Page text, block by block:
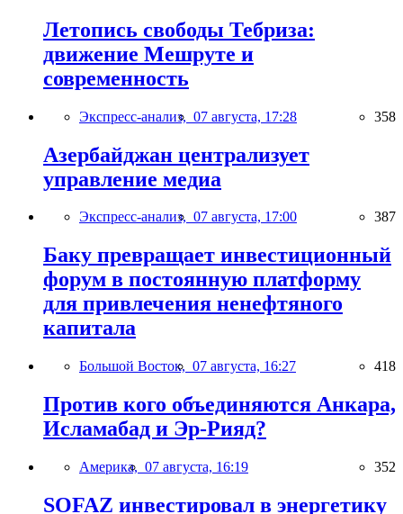
Летопись свободы Тебриза:
движение Мешруте и
современность
Экспресс-анализ, 07 августа, 17:28 358
Азербайджан централизует
управление медиа
Экспресс-анализ, 07 августа, 17:00 387
Баку превращает инвестиционный
форум в постоянную платформу
для привлечения ненефтяного
капитала
Большой Восток, 07 августа, 16:27 418
Против кого объединяются Анкара,
Исламабад и Эр-Рияд?
Америка, 07 августа, 16:19 352
SOFAZ инвестировал в энергетику